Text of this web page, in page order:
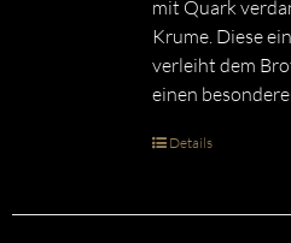
mit Quark
Krume. Diese
verleiht dem
einen
Details